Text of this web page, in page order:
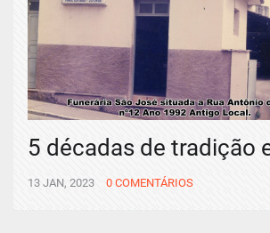
5 décadas de tradição
13 JAN, 2023 0 COMENTÁRIOS